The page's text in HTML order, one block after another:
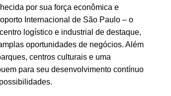
por sua força econômica e
Internacional de São Paulo – o
logístico e industrial de destaque,
oportunidades de negócios. Além
centros culturais e uma
para seu desenvolvimento contínuo